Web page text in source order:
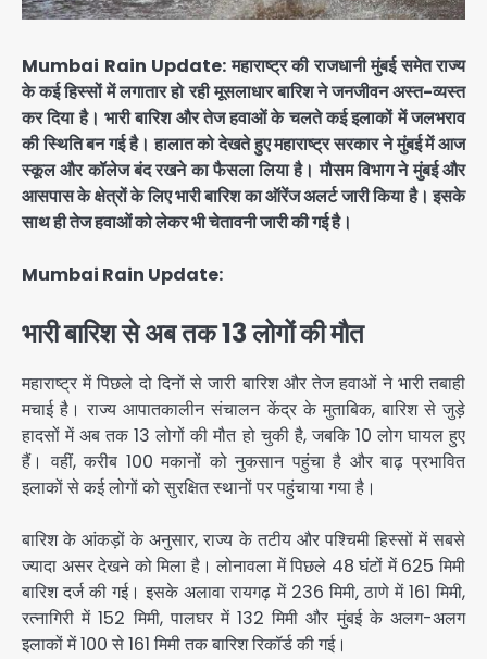
Mumbai Rain Update:महाराष्ट्र की राजधानी मुंबई समेत राज्य
के कई हिस्सों में लगातार हो रही मूसलाधार बारिश ने जनजीवन अस्त-व्यस्त
कर दिया है। भारी बारिश और तेज हवाओं के चलते कई इलाकों में जलभराव
की स्थिति बन गई है। हालात को देखते हुए महाराष्ट्र सरकार ने मुंबई में आज
स्कूल और कॉलेज बंद रखने का फैसला लिया है। मौसम विभाग ने मुंबई और
आसपास के क्षेत्रों के लिए भारी बारिश का ऑरेंज अलर्ट जारी किया है। इसके
साथ ही तेज हवाओं को लेकर भी चेतावनी जारी की गई है।
Mumbai Rain Update:
भारी बारिश से अब तक 13 लोगों की मौत
महाराष्ट्र में पिछले दो दिनों से जारी बारिश और तेज हवाओं ने भारी तबाही
मचाई है। राज्य आपातकालीन संचालन केंद्र के मुताबिक, बारिश से जुड़े
हादसों में अब तक 13 लोगों की मौत हो चुकी है, जबकि 10 लोग घायल हुए
हैं। वहीं, करीब 100 मकानों को नुकसान पहुंचा है और बाढ़ प्रभावित
इलाकों से कई लोगों को सुरक्षित स्थानों पर पहुंचाया गया है।
बारिश के आंकड़ों के अनुसार, राज्य के तटीय और पश्चिमी हिस्सों में सबसे
ज्यादा असर देखने को मिला है। लोनावला में पिछले 48 घंटों में 625 मिमी
बारिश दर्ज की गई। इसके अलावा रायगढ़ में 236 मिमी, ठाणे में 161 मिमी,
रत्नागिरी में 152 मिमी, पालघर में 132 मिमी और मुंबई के अलग-अलग
इलाकों में 100 से 161 मिमी तक बारिश रिकॉर्ड की गई।